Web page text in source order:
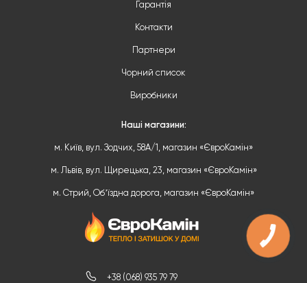
+38 (068) 935 79 79
Гарантія
Контакти
Партнери
Чорний список
Виробники
Наші магазини:
м. Київ, вул. Зодчих, 58А/1, магазин «ЄвроКамін»
м. Львів, вул. Щирецька, 23, магазин «ЄвроКамін»
м. Стрий, Обʼїздна дорога, магазин «ЄвроКамін»